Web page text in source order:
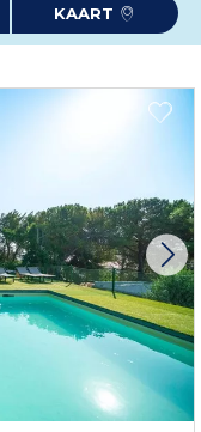
KAART